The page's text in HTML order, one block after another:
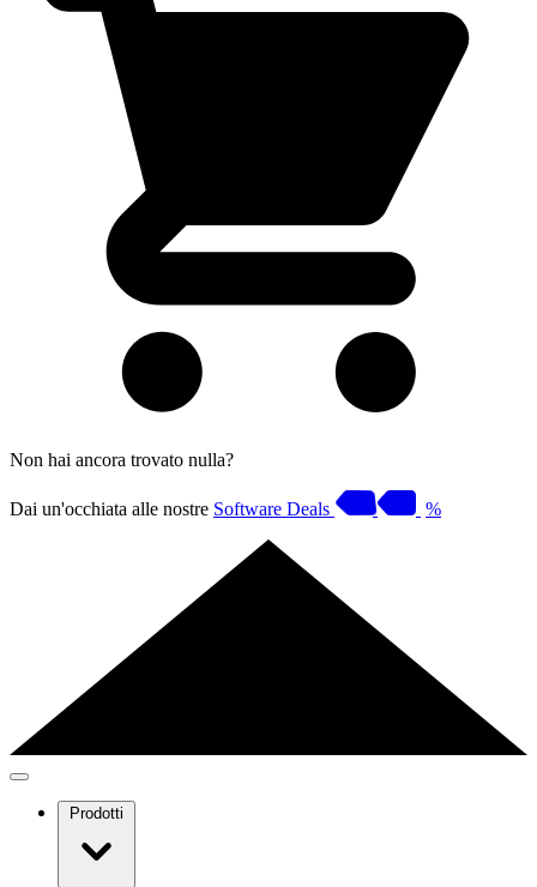
Non hai ancora trovato nulla?
Dai un'occhiata alle nostre Software Deals %
Prodotti